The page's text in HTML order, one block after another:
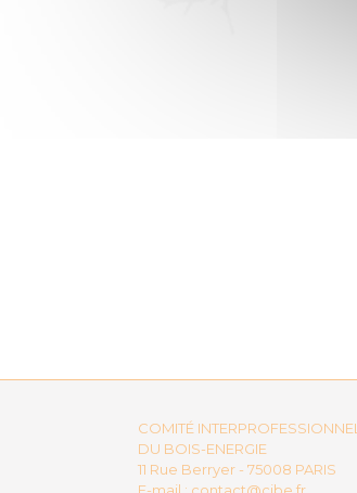
COMITÉ INTERPROFESSIONNEL
DU BOIS-ENERGIE
11 Rue Berryer - 75008 PARIS